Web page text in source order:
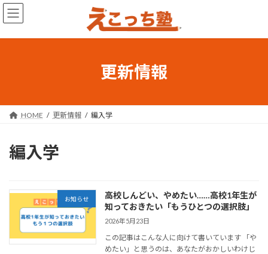
コ
ン
ン
ナ
ビ
ー
更新情報
HOME 更新情報 編入学
編入学
お知らせ
高校しんどい、やめたい……高校1年生が
知っておきたい「もうひとつの選択肢」
2026年5月23日
この記事はこんな人に向けて書いています 「や
めたい」と思うのは、あなたがおかしいわけじ